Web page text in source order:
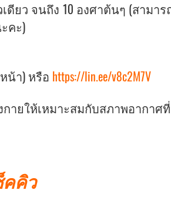
ดียว จนถึง 10 องศาต้นๆ (สาม
ะคะ)
น้า) หรือ https://lin.ee/v8c2M7V
ายให้เหมาะสมกับสภาพอากา
คคิว